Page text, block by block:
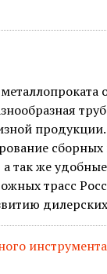
продукции.
сборных
так же
трасс